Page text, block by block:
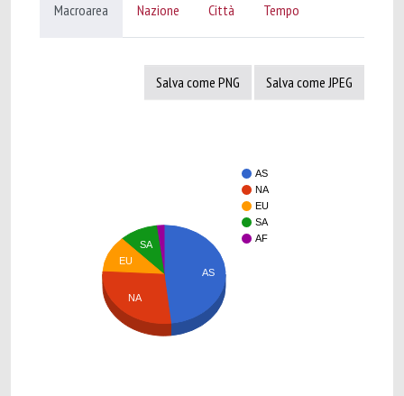
Macroarea Nazione Città Tempo
Salva come PNG Salva come JPEG
AS
NA
EU
SA
AF
AS
SA
EU
NA